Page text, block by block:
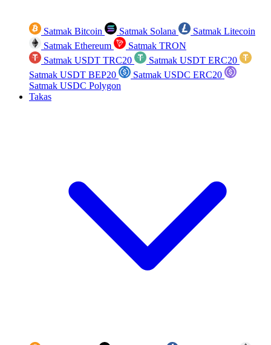
Satmak Bitcoin Satmak Solana
Satmak Litecoin
Satmak Ethereum
Satmak TRON
Satmak USDT TRC20
Satmak USDT ERC20
Satmak USDT BEP20
Satmak USDC ERC20
Satmak USDC Polygon
Takas